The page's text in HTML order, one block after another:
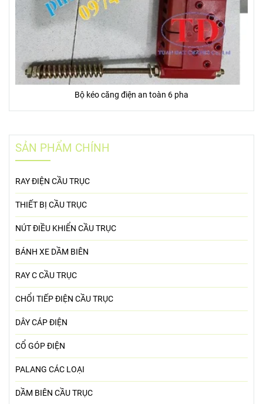
Bộ kéo căng điện an toàn 6 pha
SẢN PHẨM CHÍNH
RAY ĐIỆN CẦU TRỤC
THIẾT BỊ CẦU TRỤC
NÚT ĐIỀU KHIỂN CẦU TRỤC
BÁNH XE DẦM BIÊN
RAY C CẦU TRỤC
CHỔI TIẾP ĐIỆN CẦU TRỤC
DÂY CÁP ĐIỆN
CỔ GÓP ĐIỆN
PALANG CÁC LOẠI
DẦM BIÊN CẦU TRỤC